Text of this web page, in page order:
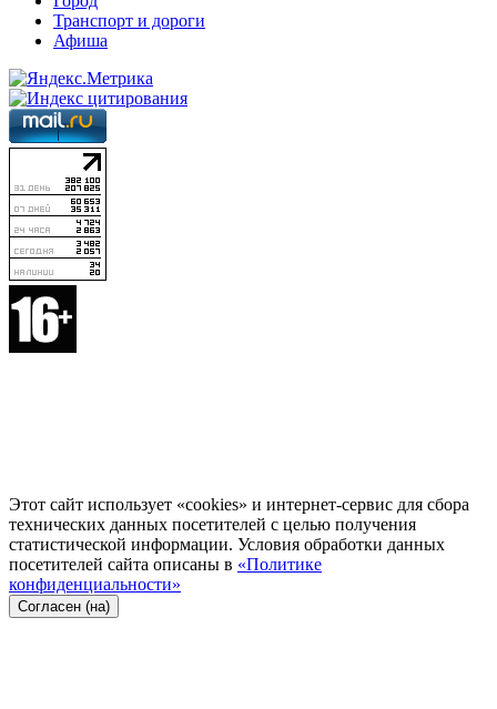
Транспорт и дороги
Афиша
Этот сайт использует «cookies» и интернет-сервис для сбора
технических данных посетителей с целью получения
статистической информации. Условия обработки данных
посетителей сайта описаны в «Политике
конфиденциальности»
Согласен (на)